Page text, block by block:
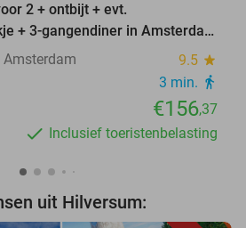
2 + ontbijt + evt.
+ 3-gangendiner in Amsterdam
9.5 star
3 min. directions_walk
€156,37
Inclusief toeristenbelasting
uit Hilversum: